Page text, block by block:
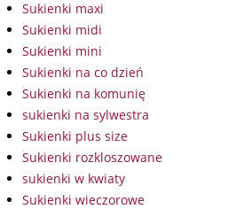
Sukienki maxi
Sukienki midi
Sukienki mini
Sukienki na co dzień
Sukienki na komunię
sukienki na sylwestra
Sukienki plus size
Sukienki rozkloszowane
sukienki w kwiaty
Sukienki wieczorowe